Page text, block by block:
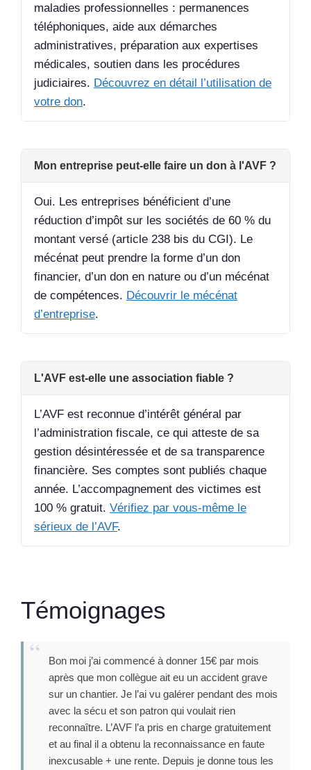
maladies professionnelles : permanences
téléphoniques, aide aux démarches
administratives, préparation aux expertises
médicales, soutien dans les procédures
judiciaires. Découvrez en détail l’utilisation de
votre don.
Mon entreprise peut-elle faire un don à l'AVF ?
Oui. Les entreprises bénéficient d’une
réduction d’impôt sur les sociétés de 60 % du
montant versé (article 238 bis du CGI). Le
mécénat peut prendre la forme d’un don
financier, d’un don en nature ou d’un mécénat
de compétences. Découvrir le mécénat
d’entreprise.
L'AVF est-elle une association fiable ?
L’AVF est reconnue d’intérêt général par
l’administration fiscale, ce qui atteste de sa
gestion désintéressée et de sa transparence
financière. Ses comptes sont publiés chaque
année. L’accompagnement des victimes est
100 % gratuit. Vérifiez par vous-même le
sérieux de l’AVF.
Témoignages
Bon moi j’ai commencé à donner 15€ par mois
après que mon collègue ait eu un accident grave
sur un chantier. Je l’ai vu galérer pendant des mois
avec la sécu et son patron qui voulait rien
reconnaître. L’AVF l’a pris en charge gratuitement
et au final il a obtenu la reconnaissance en faute
inexcusable + une rente. Depuis je donne tous les